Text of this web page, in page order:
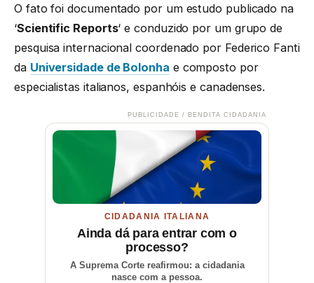
O fato foi documentado por um estudo publicado na
‘Scientific Reports‘ e conduzido por um grupo de
pesquisa internacional coordenado por Federico Fanti
da Universidade de Bolonha e composto por
especialistas italianos, espanhóis e canadenses.
PUBLICIDADE / BENDITA CIDADANIA
CIDADANIA ITALIANA
Ainda dá para entrar com o
processo?
A Suprema Corte reafirmou: a cidadania
nasce com a pessoa.